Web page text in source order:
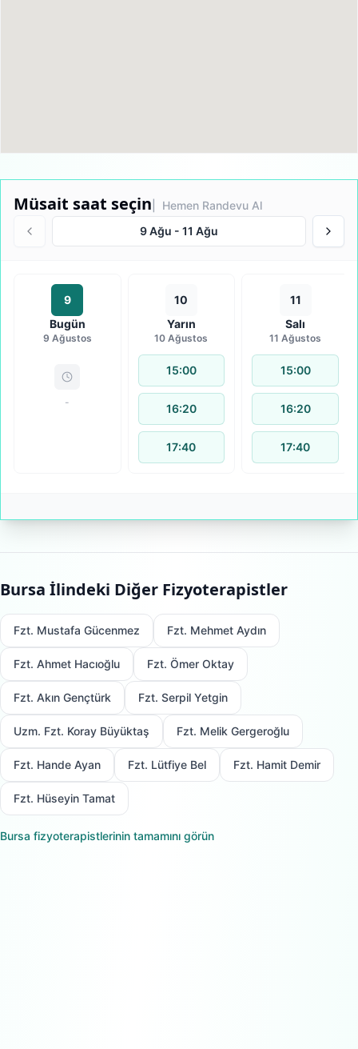
Müsait saat seçin | Hemen Randevu Al
9 Ağu - 11 Ağu
9
Bugün
9 Ağustos
-
10
Yarın
10 Ağustos
15:00
16:20
17:40
11
Salı
11 Ağustos
15:00
16:20
17:40
Bursa İlindeki Diğer Fizyoterapistler
Fzt. Mustafa Gücenmez Fzt. Mehmet Aydın
Fzt. Ahmet Hacıoğlu Fzt. Ömer Oktay
Fzt. Akın Gençtürk Fzt. Serpil Yetgin
Uzm. Fzt. Koray Büyüktaş Fzt. Melik Gergeroğlu
Fzt. Hande Ayan Fzt. Lütfiye Bel Fzt. Hamit Demir
Fzt. Hüseyin Tamat
Bursa fizyoterapistlerinin tamamını görün